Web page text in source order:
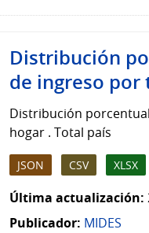
Distribución
de ingreso por
Distribución
hogar . Total país
JSON CSV XLSX
Última actualización:
Publicador: MIDES